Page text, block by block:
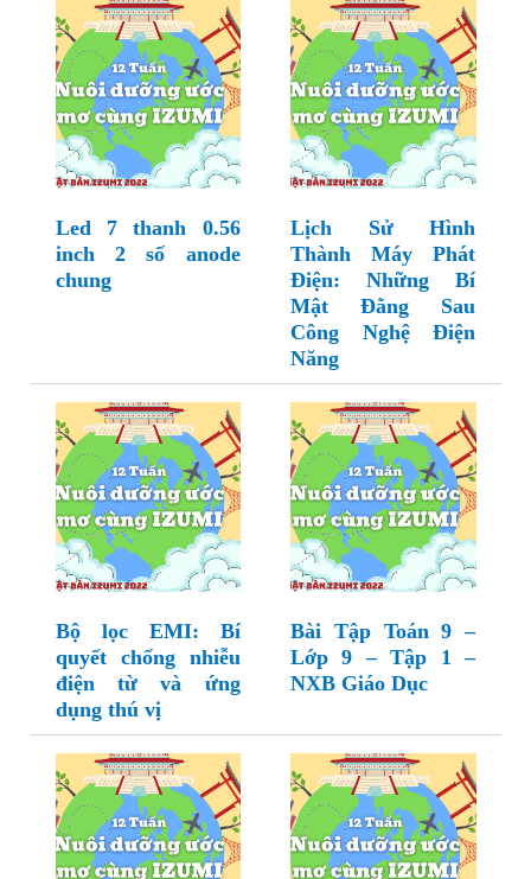
Led 7 thanh 0.56
inch 2 số anode
chung
Lịch Sử Hình
Thành Máy Phát
Điện: Những Bí
Mật Đằng Sau
Công Nghệ Điện
Năng
Bộ lọc EMI: Bí
quyết chống nhiễu
điện từ và ứng
dụng thú vị
Bài Tập Toán 9 –
Lớp 9 – Tập 1 –
NXB Giáo Dục